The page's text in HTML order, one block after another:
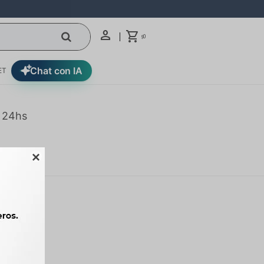

$0
Chat con IA
24hs